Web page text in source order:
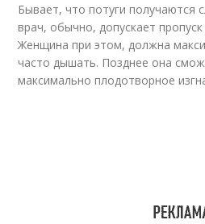
Бывает, что потуги получаются
врач, обычно, допускает
Женщина при этом, должна
часто дышать. Позднее она
максимально плодотворное